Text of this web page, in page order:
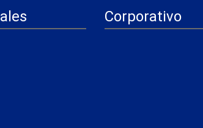
Corporativo